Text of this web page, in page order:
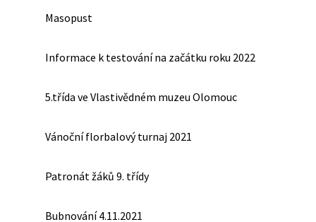
Masopust
Informace k testování na začátku roku 2022
5.třída ve Vlastivědném muzeu Olomouc
Vánoční florbalový turnaj 2021
Patronát žáků 9. třídy
Bubnování 4.11.2021